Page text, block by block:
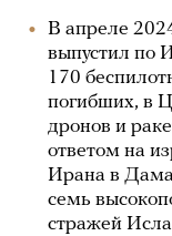
В апреле
выпустил по
170
погибших, в
дронов и
ответом на
Ирана в
семь
стражей